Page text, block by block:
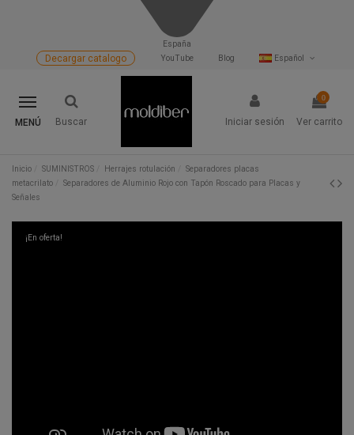
España
Español
Blog
YouTube
Decargar catalogo
MENÚ Buscar Iniciar sesión
0
Ver carrito
Inicio SUMINISTROS Herrajes rotulación
Separadores placas
metacrilato
Separadores de Aluminio Rojo con Tapón Roscado para Placas y
Señales
¡En oferta!